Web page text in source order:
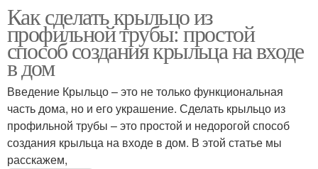
Как сделать крыльцо из
профильной трубы: простой
способ создания крыльца на входе
в дом
Введение Крыльцо – это не только функциональная
часть дома, но и его украшение. Сделать крыльцо из
профильной трубы – это простой и недорогой способ
создания крыльца на входе в дом. В этой статье мы
расскажем,